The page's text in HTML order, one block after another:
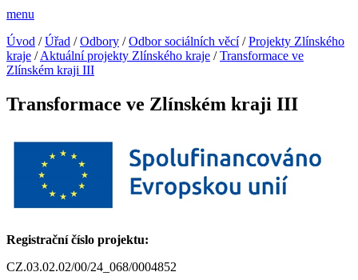
menu
Úvod /Úřad /Odbory /Odbor sociálních věcí/Projekty Zlínského
kraje /Aktuální projekty Zlínského kraje /Transformace ve
Zlínském kraji III
Transformace ve Zlínském kraji III
Registrační číslo projektu:
CZ.03.02.02/00/24_068/0004852